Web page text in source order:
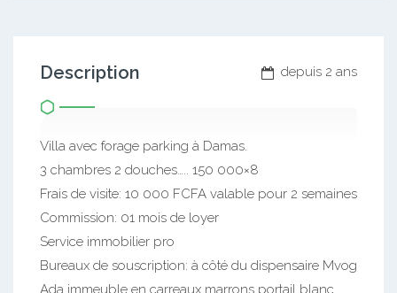
depuis 2 ans
Description
Villa avec forage parking à Damas.
3 chambres 2 douches….. 150 000×8
Frais de visite: 10 000 FCFA valable pour 2 semaines
Commission: 01 mois de loyer
Service immobilier pro
Bureaux de souscription: à côté du dispensaire Mvog
Ada immeuble en carreaux marrons portail blanc.